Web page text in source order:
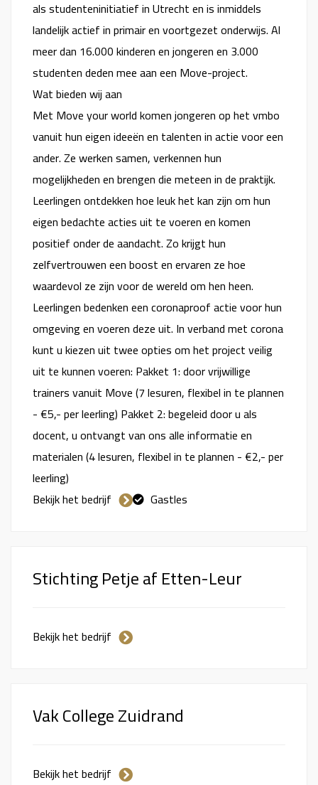
als studenteninitiatief in Utrecht en is inmiddels
landelijk actief in primair en voortgezet onderwijs. Al
meer dan 16.000 kinderen en jongeren en 3.000
studenten deden mee aan een Move-project.
Wat bieden wij aan
Met Move your world komen jongeren op het vmbo
vanuit hun eigen ideeën en talenten in actie voor een
ander. Ze werken samen, verkennen hun
mogelijkheden en brengen die meteen in de praktijk.
Leerlingen ontdekken hoe leuk het kan zijn om hun
eigen bedachte acties uit te voeren en komen
positief onder de aandacht. Zo krijgt hun
zelfvertrouwen een boost en ervaren ze hoe
waardevol ze zijn voor de wereld om hen heen.
Leerlingen bedenken een coronaproof actie voor hun
omgeving en voeren deze uit. In verband met corona
kunt u kiezen uit twee opties om het project veilig
uit te kunnen voeren: Pakket 1: door vrijwillige
trainers vanuit Move (7 lesuren, flexibel in te plannen
- €5,- per leerling) Pakket 2: begeleid door u als
docent, u ontvangt van ons alle informatie en
materialen (4 lesuren, flexibel in te plannen - €2,- per
leerling)
Bekijk het bedrijf
Gastles
Stichting Petje af Etten-Leur
Bekijk het bedrijf
Vak College Zuidrand
Bekijk het bedrijf